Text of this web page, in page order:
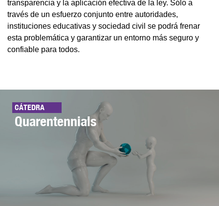
transparencia y la aplicación efectiva de la ley. Sólo a
través de un esfuerzo conjunto entre autoridades,
instituciones educativas y sociedad civil se podrá frenar
esta problemática y garantizar un entorno más seguro y
confiable para todos.
CÁTEDRA
Quarentennials